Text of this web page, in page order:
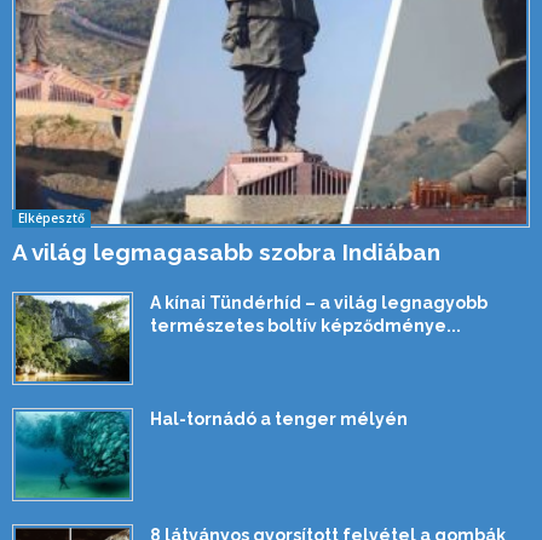
Elképesztő
A világ legmagasabb szobra Indiában
A kínai Tündérhíd – a világ legnagyobb
természetes boltív képződménye...
Hal-tornádó a tenger mélyén
8 látványos gyorsított felvétel a gombák